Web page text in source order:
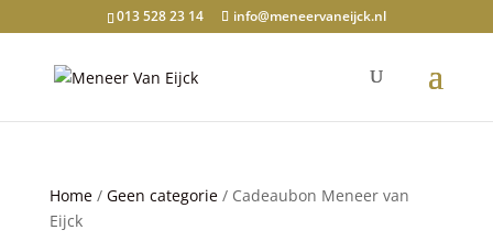
013 528 23 14 info@meneervaneijck.nl
Home/ Geen categorie/ Cadeaubon Meneer van
Eijck